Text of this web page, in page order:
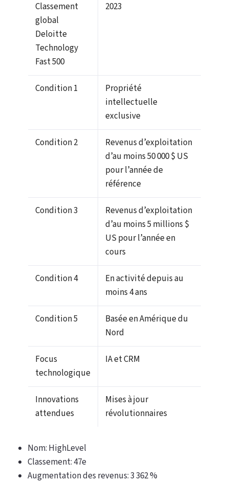
Classement
global
Deloitte
Technology
Fast 500
2023
Condition 1
Propriété
intellectuelle
exclusive
Condition 2
Revenus d’exploitation
d’au moins 50 000 $ US
pour l’année de
référence
Condition 3
Revenus d’exploitation
d’au moins 5 millions $
US pour l’année en
cours
Condition 4
En activité depuis au
moins 4 ans
Condition 5
Basée en Amérique du
Nord
Focus
technologique
IA et CRM
Innovations
attendues
Mises à jour
révolutionnaires
Nom: HighLevel
Classement: 47e
Augmentation des revenus: 3 362 %